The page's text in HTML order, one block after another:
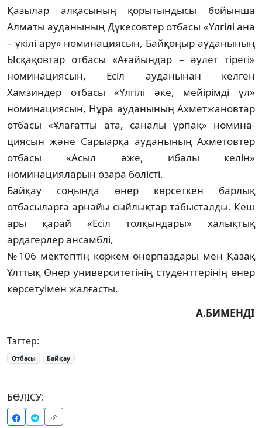
Қазылар алқасының қорытындысы бойын­ша
Алматы ауданының Дүкесовтер от­басы «Үлгілі ана
– үкілі ару» номи­на­ция­сын, Байқоңыр ауданының
Ысқақовтар от­басы «Ағайындар – әулет тірегі»
номина­ция­сын, Есіл ауданынан келген
Хамзиндер от­басы «Үлгілі әке, мейірімді ұл»
номина­ци­ясын, Нұра ауданының Ахметжановтар
от­басы «Ұлағатты ата, саналы ұрпақ» номи­на­
циясын және Сарыарқа ауданының Ахме­товтер
отбасы «Асыл әже, ибалы ке­лін»
номинацияларын өзара бөлісті.
Байқау соңында өнер көрсеткен бар­лық
отбасыларға арнайы сыйлықтар та­быс­талды. Кеш
ары қарай «Есіл толқын­дары» халықтық
ардагерлер ансамблі,
№106 мектептің көркем өнерпаздары мен Қа­зақ
Ұлттық Өнер университетінің сту­денттерінің өнер
көрсетуімен жал­ғасты.
А.БИМЕНДІ
Тэгтер:
Отбасы Байқау
БӨЛІСУ: